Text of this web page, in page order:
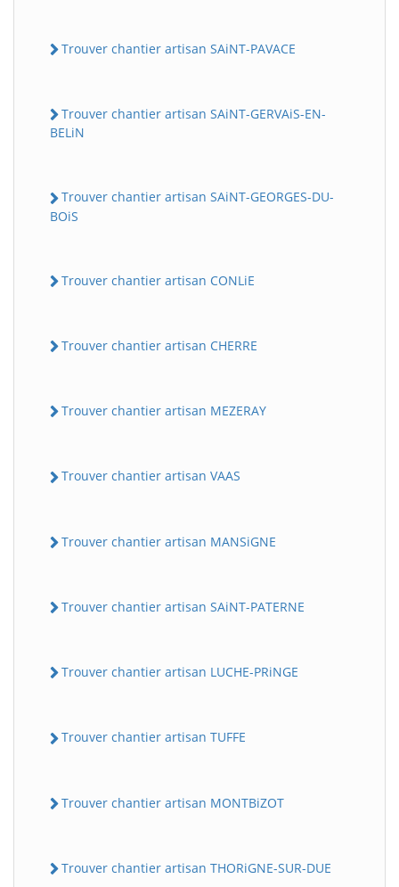
Trouver chantier artisan SAiNT-PAVACE
Trouver chantier artisan SAiNT-GERVAiS-EN-
BELiN
Trouver chantier artisan SAiNT-GEORGES-DU-
BOiS
Trouver chantier artisan CONLiE
Trouver chantier artisan CHERRE
Trouver chantier artisan MEZERAY
Trouver chantier artisan VAAS
Trouver chantier artisan MANSiGNE
Trouver chantier artisan SAiNT-PATERNE
Trouver chantier artisan LUCHE-PRiNGE
Trouver chantier artisan TUFFE
Trouver chantier artisan MONTBiZOT
Trouver chantier artisan THORiGNE-SUR-DUE